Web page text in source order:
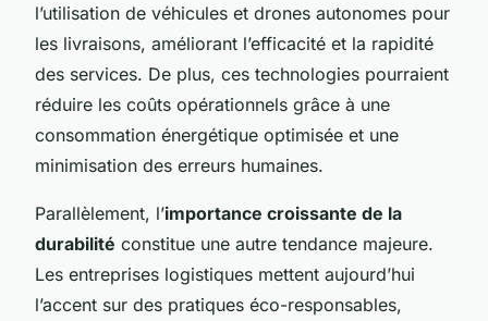
l’utilisation de véhicules et drones autonomes pour
les livraisons, améliorant l’efficacité et la rapidité
des services. De plus, ces technologies pourraient
réduire les coûts opérationnels grâce à une
consommation énergétique optimisée et une
minimisation des erreurs humaines.
Parallèlement, l’importance croissante de la
durabilité constitue une autre tendance majeure.
Les entreprises logistiques mettent aujourd’hui
l’accent sur des pratiques éco-responsables,